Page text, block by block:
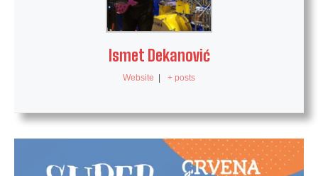
Ismet Dekanović
Website | + posts